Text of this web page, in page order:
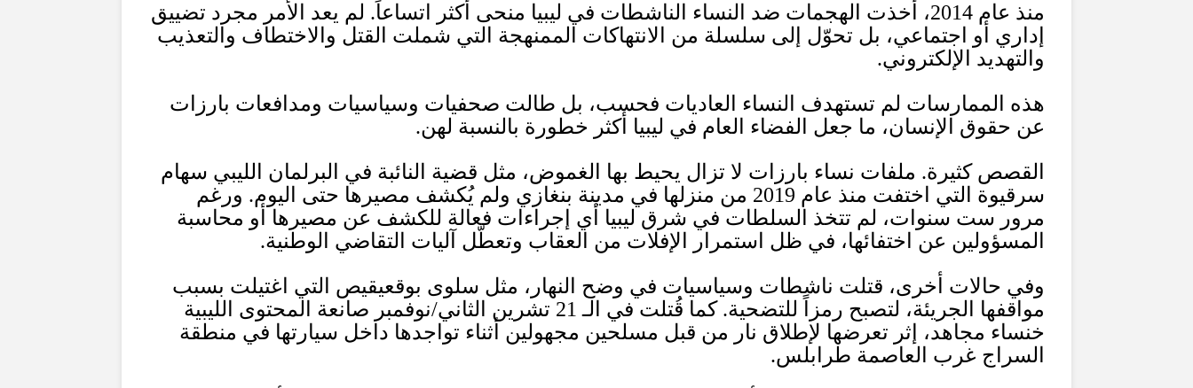
منذ عام 2014، أخذت الهجمات ضد النساء الناشطات في ليبيا منحى أكثر اتساعاً. لم يعد الأمر مجرد تضييق
إداري أو اجتماعي، بل تحوّل إلى سلسلة من الانتهاكات الممنهجة التي شملت القتل والاختطاف والتعذيب
والتهديد الإلكتروني.
هذه الممارسات لم تستهدف النساء العاديات فحسب، بل طالت صحفيات وسياسيات ومدافعات بارزات
عن حقوق الإنسان، ما جعل الفضاء العام في ليبيا أكثر خطورة بالنسبة لهن.
القصص كثيرة. ملفات نساء بارزات لا تزال يحيط بها الغموض، مثل قضية النائبة في البرلمان الليبي سهام
سرقيوة التي اختفت منذ عام 2019 من منزلها في مدينة بنغازي ولم يُكشف مصيرها حتى اليوم. ورغم
مرور ست سنوات، لم تتخذ السلطات في شرق ليبيا أي إجراءات فعالة للكشف عن مصيرها أو محاسبة
المسؤولين عن اختفائها، في ظل استمرار الإفلات من العقاب وتعطّل آليات التقاضي الوطنية.
وفي حالات أخرى، قتلت ناشطات وسياسيات في وضح النهار، مثل سلوى بوقعيقيص التي اغتيلت بسبب
مواقفها الجريئة، لتصبح رمزاً للتضحية.كما قُتلت في الـ 21 تشرين الثاني/نوفمبر صانعة المحتوى الليبية
خنساء مجاهد، إثر تعرضها لإطلاق نار من قبل مسلحين مجهولين أثناء تواجدها داخل سيارتها في منطقة
السراج غرب العاصمة طرابلس.